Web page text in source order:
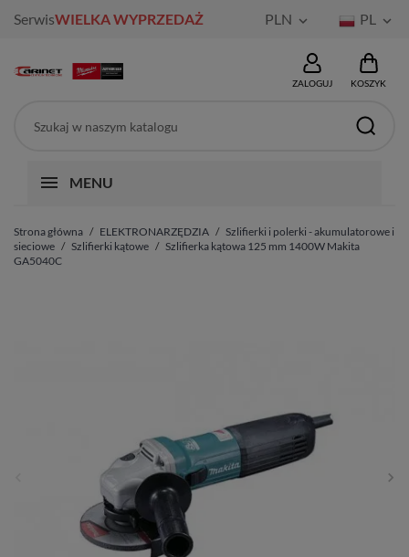
SerwisWIELKA WYPRZEDAŻ PLN  PL 
ZALOGUJ KOSZYK
MENU
Strona główna ELEKTRONARZĘDZIA
Szlifierki i polerki - akumulatorowe i
sieciowe
Szlifierki kątowe
Szlifierka kątowa 125 mm 1400W Makita
GA5040C